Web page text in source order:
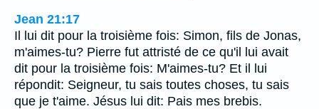
Jean 21:17
Il lui dit pour la troisième fois: Simon, fils de Jonas,
m'aimes-tu? Pierre fut attristé de ce qu'il lui avait
dit pour la troisième fois: M'aimes-tu? Et il lui
répondit: Seigneur, tu sais toutes choses, tu sais
que je t'aime. Jésus lui dit: Pais mes brebis.